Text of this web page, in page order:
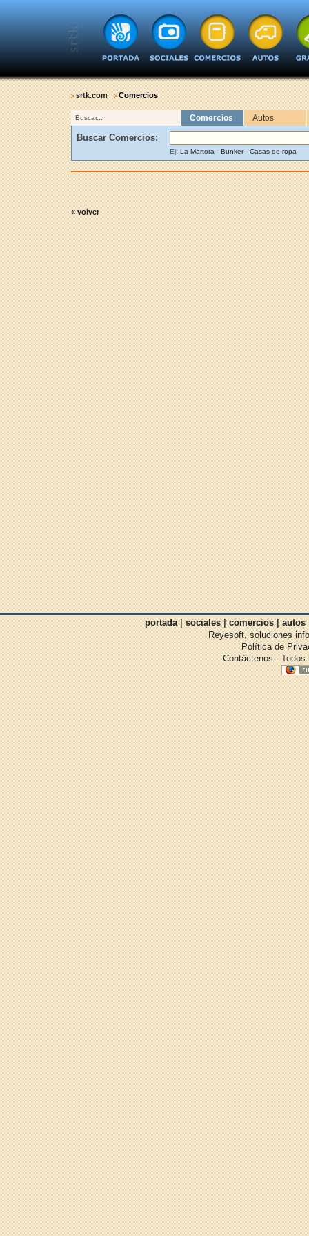
srtk.com Comercios
Buscar... Comercios Autos
Buscar Comercios:
Ej: La Martora - Bunker- Casas de ropa
« volver
portada | sociales | comercios | autos
Reyesoft, soluciones
Política de
Contáctenos - Todos